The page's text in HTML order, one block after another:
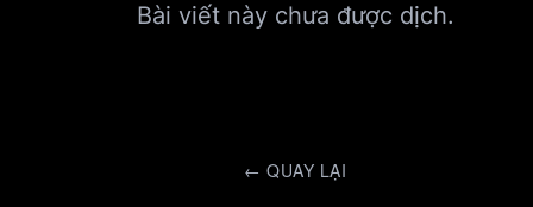
Bài viết này chưa được dịch.
← QUAY LẠI